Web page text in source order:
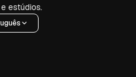
estúdios.